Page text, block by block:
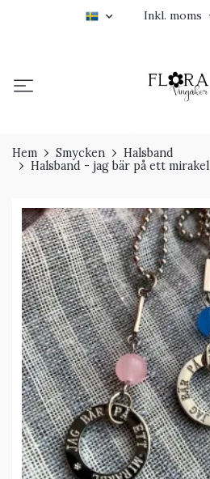
Inkl. moms
Hem Smycken
Halsband
Halsband - jag bär på ett mirakel